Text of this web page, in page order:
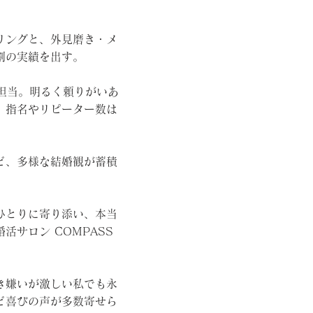
グと、外見磨き・メ
実績を出す。
当。明るく頼りがいあ
指名やリピーター数は
、多様な結婚観が蓄積
とりに寄り添い、本当
活サロン COMPASS
嫌いが激しい私でも永
喜びの声が多数寄せら